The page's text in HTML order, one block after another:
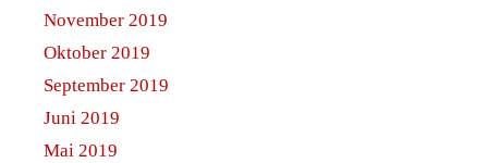
November 2019
Oktober 2019
September 2019
Juni 2019
Mai 2019